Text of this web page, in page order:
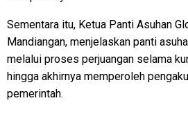
Sementara itu, Ketua Panti Asuhan
Mandiangan, menjelaskan panti
melalui proses perjuangan selama
hingga akhirnya memperoleh
pemerintah.